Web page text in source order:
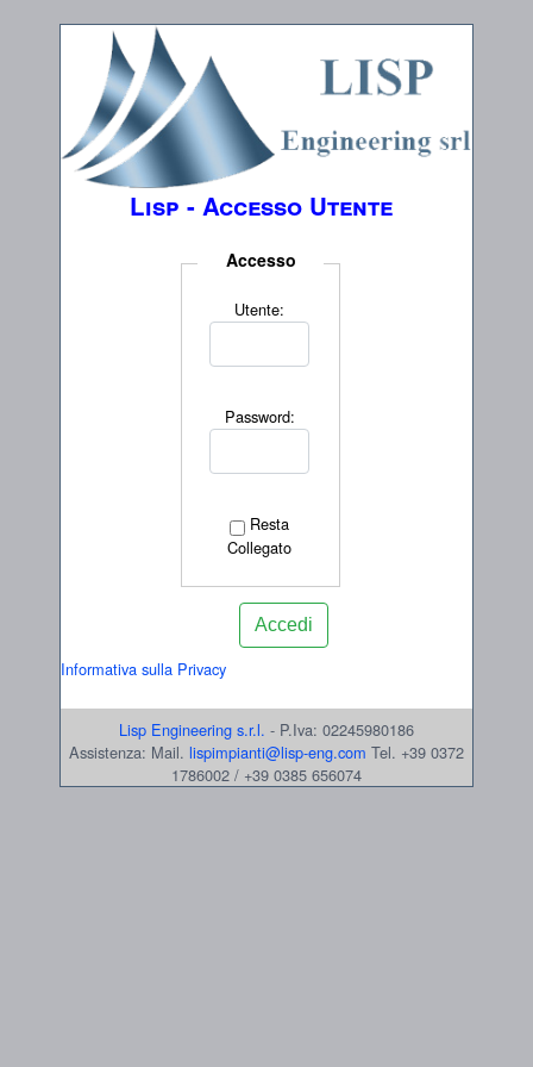
Lisp - Accesso Utente
Accesso
Utente:
Password:
Resta
Collegato
Informativa sulla Privacy
Lisp Engineering s.r.l. - P.Iva: 02245980186
Assistenza: Mail. lispimpianti@lisp-eng.com Tel. +39 0372
1786002 / +39 0385 656074